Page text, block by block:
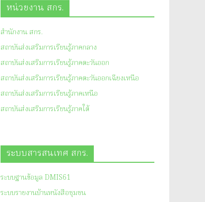
หน่วยงาน สกร.
สำนักงาน สกร.
สถาบันส่งเสริมการเรียนรู้ภาคกลาง
สถาบันส่งเสริมการเรียนรู้ภาคตะวันออก
สถาบันส่งเสริมการเรียนรู้ภาคตะวันออกเฉียงเหนือ
สถาบันส่งเสริมการเรียนรู้ภาคเหนือ
สถาบันส่งเสริมการเรียนรู้ภาคใต้
ระบบสารสนเทศ สกร.
ระบบฐานข้อมูล DMIS61
ระบบรายงานบ้านหนังสือชุมชน